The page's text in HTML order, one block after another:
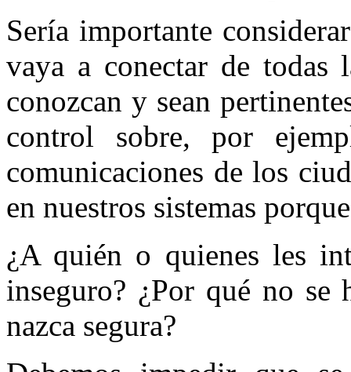
Sería importante
vaya a conectar de todas
conozcan y sean
control sobre, por
comunicaciones de los
en nuestros sistemas
¿A quién o quienes les
inseguro? ¿Por qué no se
nazca segura?